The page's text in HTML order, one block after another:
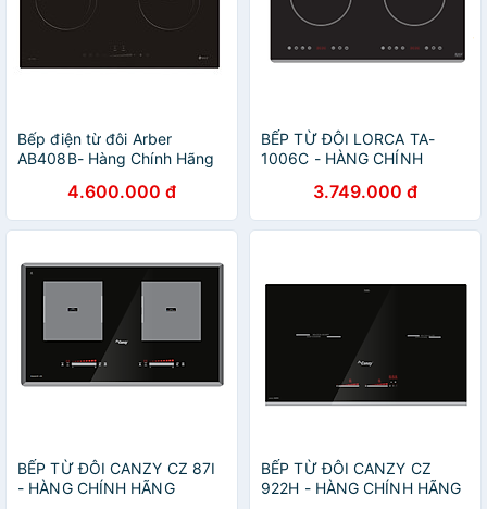
Bếp điện từ đôi Arber
AB408B- Hàng Chính Hãng
4.600.000 đ
BẾP TỪ ĐÔI LORCA TA-
1006C - HÀNG CHÍNH
3.749.000 đ
BẾP TỪ ĐÔI CANZY CZ 87I
- HÀNG CHÍNH HÃNG
BẾP TỪ ĐÔI CANZY CZ
922H - HÀNG CHÍNH HÃNG